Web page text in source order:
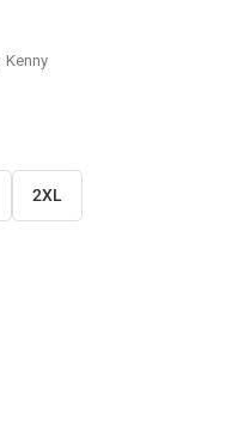
Kenny
2XL